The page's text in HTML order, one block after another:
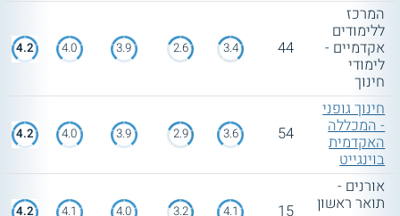
המרכז
ללימודים
אקדמיים -
לימודי
חינוך
44
3.4
2.6
3.9
4.0
4.2
חינוך גופני
- המכללה
האקדמית
בוינגייט
54
3.6
2.9
3.9
4.0
4.2
אורנים -
תואר ראשון 15
4.1
3.2
4.0
4.1
4.2